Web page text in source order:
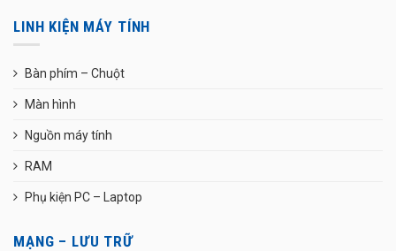
LINH KIỆN MÁY TÍNH
Bàn phím – Chuột
Màn hình
Nguồn máy tính
RAM
Phụ kiện PC – Laptop
MẠNG – LƯU TRỮ